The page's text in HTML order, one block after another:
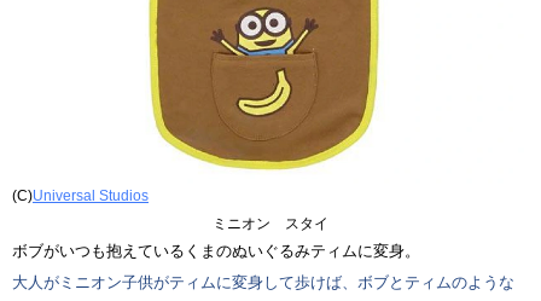
(C)Universal Studios
ミニオン スタイ
ボブがいつも抱えているくまのぬいぐるみティムに変身。
大人がミニオン子供がティムに変身して歩けば、ボブとティムのような